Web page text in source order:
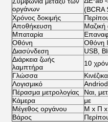
οργάνων
(BCRA
Χρόνος δοκιμής
Αποθήκευση
Μπαταρία
Οθόνη
Οθόνη
Διασύνδεση
USB,
Διάρκεια ζωής
λαμπτήρα
10
Γλώσσα
Λογισμικό
Πέρασμα μετρολογίας
Ναι,
Κάμερα
με
Μέγεθος οργάνου
Μ x Π x
Βάρος